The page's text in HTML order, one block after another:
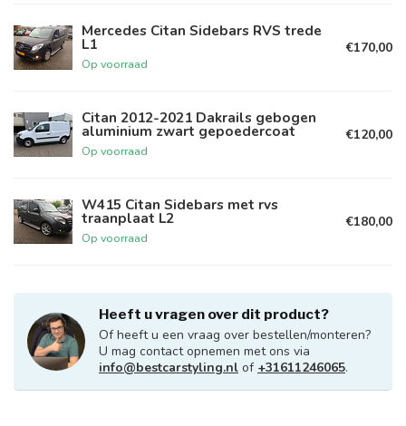
Mercedes Citan Sidebars RVS trede
L1
Op voorraad
€170,00
Citan 2012-2021 Dakrails gebogen
aluminium zwart gepoedercoat
Op voorraad
€120,00
W415 Citan Sidebars met rvs
traanplaat L2
Op voorraad
€180,00
Heeft u vragen over dit product?
Of heeft u een vraag over bestellen/monteren?
U mag contact opnemen met ons via
info@bestcarstyling.nl of +31611246065.